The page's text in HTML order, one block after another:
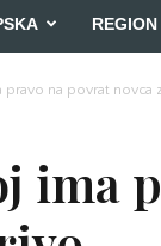
REGION
pravo na povrat novca
ima